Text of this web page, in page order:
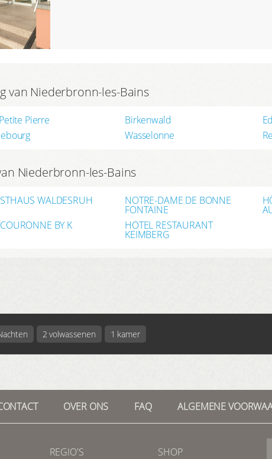
van Niederbronn-les-Bains
Pierre Birkenwald
Wasselonne
Niederbronn-les-Bains
WALDESRUH NOTRE-DAME DE BONNE
FONTAINE
BY K HOTEL RESTAURANT
KEIMBERG
2 volwassenen 1 kamer
OVER ONS FAQ ALGEMENE
REGIO'S SHOP